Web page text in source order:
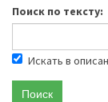
Поиск по тексту:
Искать в
Поиск